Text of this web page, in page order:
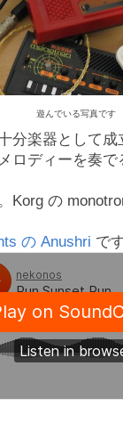
遊んでいる写真です
分楽器として
ロディーを奏
Korg の
の Anushri で